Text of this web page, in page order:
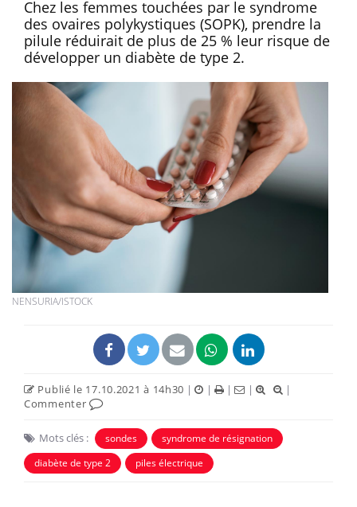
Chez les femmes touchées par le syndrome
des ovaires polykystiques (SOPK), prendre la
pilule réduirait de plus de 25 % leur risque de
développer un diabète de type 2.
NENSURIA/ISTOCK
Publié le 17.10.2021 à 14h30 | | | |
|
Commenter
Mots clés : sondes
syndrome de résignation
diabète de type 2
piles électrique